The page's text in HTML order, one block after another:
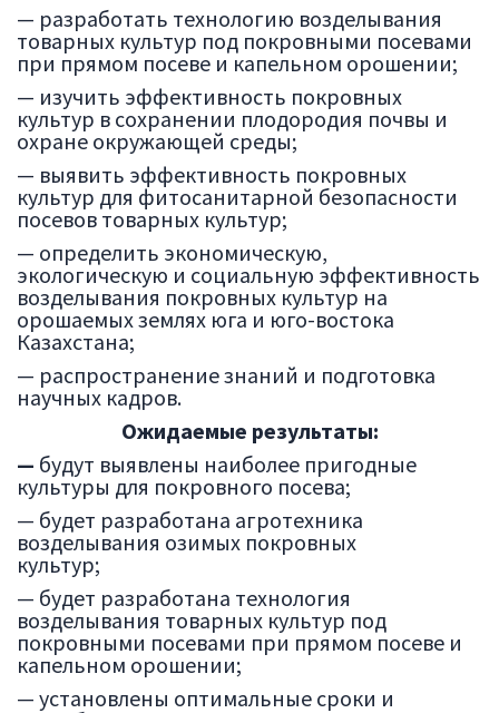
— разработать технологию возделывания
товарных культур под покровными посевами
при прямом посеве и капельном орошении;
— изучить эффективность покровных
культур в сохранении плодородия почвы и
охране окружающей среды;
— выявить эффективность покровных
культур для фитосанитарной безопасности
посевов товарных культур;
— определить экономическую,
экологическую и социальную эффективность
возделывания покровных культур на
орошаемых землях юга и юго-востока
Казахстана;
— распространение знаний и подготовка
научных кадров.
Ожидаемые результаты:
— будут выявлены наиболее пригодные
культуры для покровного посева;
— будет разработана агротехника
возделывания озимых покровных
культур;
— будет разработана технология
возделывания товарных культур под
покровными посевами при прямом посеве и
капельном орошении;
— установлены оптимальные сроки и